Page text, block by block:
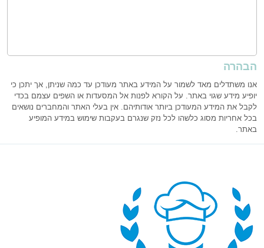
הבהרה
אנו משתדלים מאד לשמור על המידע באתר מעודכן עד כמה שניתן, אך יתכן כי
יופיע מידע שגוי באתר. על הקורא לפנות אל המסעדות או השפים עצמם בכדי
לקבל את המידע המעודכן ביותר אודותיהם. אין בעלי האתר והמחברים נושאים
בכל אחריות מסוג כלשהו לכל נזק שנגרם בעקבות שימוש במידע המופיע
באתר.